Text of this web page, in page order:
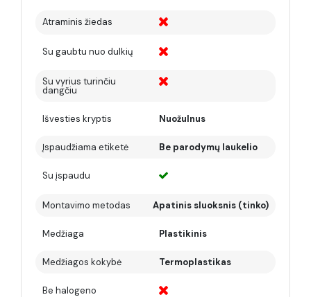
Atraminis žiedas
Su gaubtu nuo dulkių
Su vyrius turinčiu
dangčiu
Išvesties kryptis Nuožulnus
Įspaudžiama etiketė Be parodymų laukelio
Su įspaudu
Montavimo metodas Apatinis sluoksnis (tinko)
Medžiaga Plastikinis
Medžiagos kokybė Termoplastikas
Be halogeno